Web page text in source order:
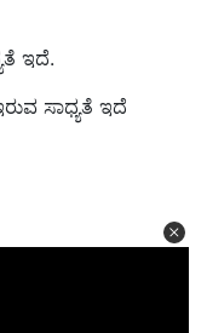
ಇದೆ.
ಸಾಧ್ಯತೆ ಇದೆ